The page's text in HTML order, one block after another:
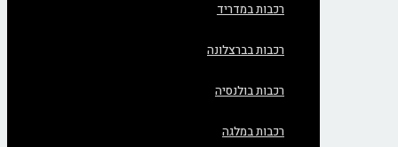
רכבות במדריד
רכבות בברצלונה
רכבות בולנסיה
רכבות במלגה